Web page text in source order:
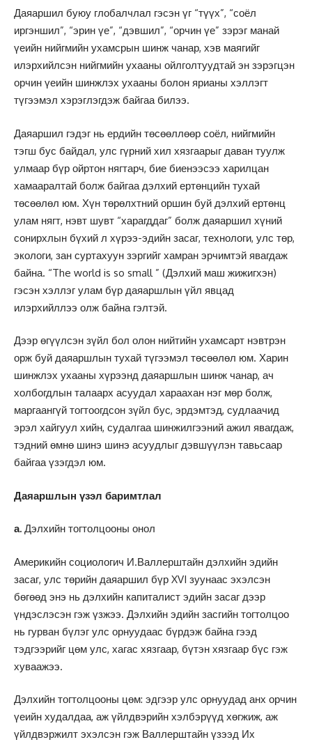
Даяаршил буюу глобалчлал гэсэн үг “түүх”, “соёл
иргэншил”, “эрин үе”, “дэвшил”, “орчин үе” зэрэг манай
үеийн нийгмийн ухамсрын шинж чанар, хэв маягийг
илэрхийлсэн нийгмийн ухааны ойлголтуудтай эн зэрэгцэн
орчин үеийн шинжлэх ухааны болон ярианы хэллэгт
түгээмэл хэрэглэгдэж байгаа билээ.
Даяаршил гэдэг нь ердийн төсөөллөөр соёл, нийгмийн
тэгш бус байдал, улс гүрний хил хязгаарыг даван туулж
улмаар бүр ойртон нягтарч, бие биенээсээ харилцан
хамааралтай болж байгаа дэлхий ертөнцийн тухай
төсөөлөл юм. Хүн төрөлхтний оршин буй дэлхий ертөнц
улам нягт, нэвт шувт “харагддаг” болж даяаршил хүний
сонирхлын бүхий л хүрээ-эдийн засаг, технологи, улс төр,
экологи, зан суртахуун зэргийг хамран эрчимтэй явагдаж
байна. “The world is so small ” (Дэлхий маш жижигхэн)
гэсэн хэллэг улам бүр даяаршлын үйл явцад
илэрхийллээ олж байна гэлтэй.
Дээр өгүүлсэн зүйл бол олон нийтийн ухамсарт нэвтрэн
орж буй даяаршлын тухай түгээмэл төсөөлөл юм. Харин
шинжлэх ухааны хүрээнд даяаршлын шинж чанар, ач
холбогдлын талаарх асуудал хараахан нэг мөр болж,
маргаангүй тогтоогдсон зүйл бус, эрдэмтэд, судлаачид
эрэл хайгуул хийн, судалгаа шинжилгээний ажил явагдаж,
тэдний өмнө шинэ шинэ асуудлыг дэвшүүлэн тавьсаар
байгаа үзэгдэл юм.
Даяаршлын үзэл баримтлал
а. Дэлхийн тогтолцооны онол
Америкийн социологич И.Валлерштайн дэлхийн эдийн
засаг, улс төрийн даяаршил бүр XVI зуунаас эхэлсэн
бөгөөд энэ нь дэлхийн капиталист эдийн засаг дээр
үндэслэсэн гэж үзжээ. Дэлхийн эдийн засгийн тогтолцоо
нь гурван бүлэг улс орнуудаас бүрдэж байна гээд
тэдгээрийг цөм улс, хагас хязгаар, бүтэн хязгаар бүс гэж
хуваажээ.
Дэлхийн тогтолцооны цөм: эдгээр улс орнуудад анх орчин
үеийн худалдаа, аж үйлдвэрийн хэлбэрүүд хөгжиж, аж
үйлдвэржилт эхэлсэн гэж Валлерштайн үзээд Их